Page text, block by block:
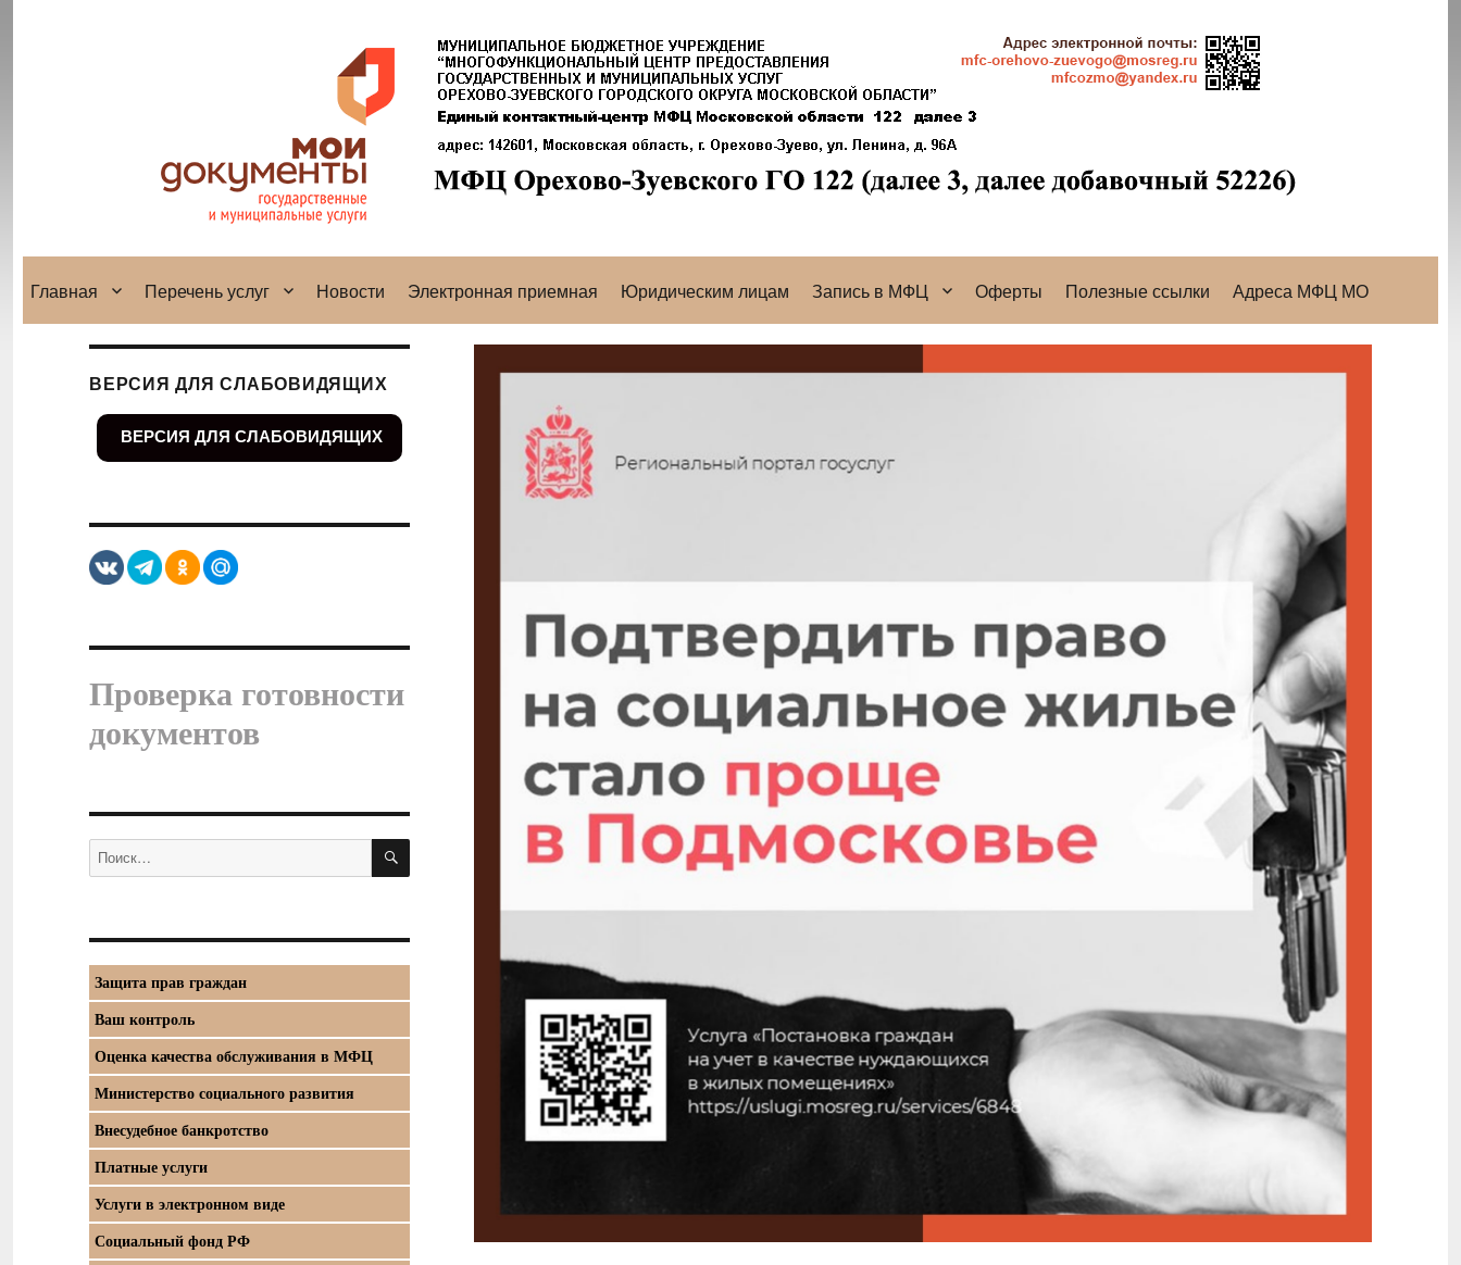
Главная Перечень услуг Новости Электронная приемная Юридическим лицам Запись в МФЦ Оферты Полезные ссылки Адреса МФЦ МО
ВЕРСИЯ ДЛЯ СЛАБОВИДЯЩИХ
ВЕРСИЯ ДЛЯ СЛАБОВИДЯЩИХ
Проверка готовности
документов
Искать: ПОИСК
Защита прав граждан
Ваш контроль
Оценка качества обслуживания в МФЦ
Министерство социального развития
Внесудебное банкротство
Платные услуги
Услуги в электронном виде
Социальный фонд РФ